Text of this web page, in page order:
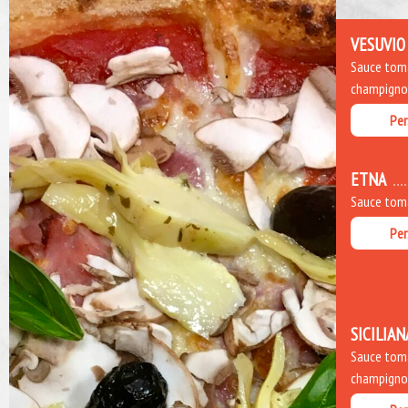
VESUVIO
Sauce
ETNA
Sauce
Sauce